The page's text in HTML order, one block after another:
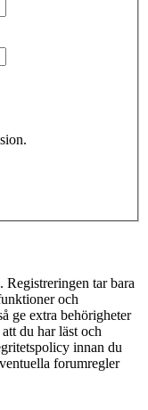
Registreringen tar bara
och
ge extra behörigheter
du har läst och
innan du
forumregler